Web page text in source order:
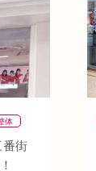
小顔
間板ヘルニア
小阪
体
街